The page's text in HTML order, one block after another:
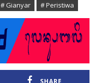
# Gianyar # Peristiwa